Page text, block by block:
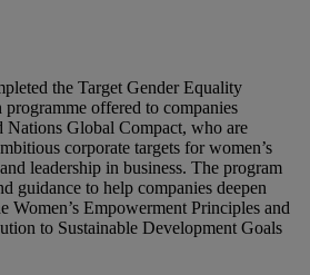
the Target Gender Equality
offered to companies
Global Compact, who are
corporate targets for women’s
leadership in business. The program
guidance to help companies deepen
Women’s Empowerment Principles and
to Sustainable Development Goals